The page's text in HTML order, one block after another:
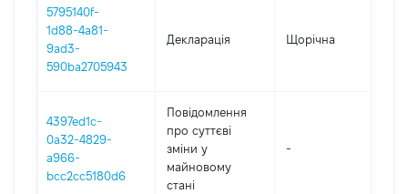
5795140f-
1d88-4a81-
9ad3-
590ba2705943
Декларація Щорічна
4397ed1c-
0a32-4829-
a966-
bcc2cc5180d6
Повідомлення
про суттєві
зміни y
майновому
стані
-